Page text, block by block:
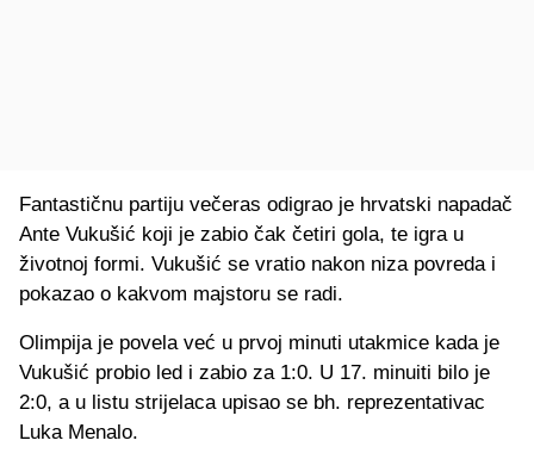
Fantastičnu partiju večeras odigrao je hrvatski napadač
Ante Vukušić koji je zabio čak četiri gola, te igra u
životnoj formi. Vukušić se vratio nakon niza povreda i
pokazao o kakvom majstoru se radi.
Olimpija je povela već u prvoj minuti utakmice kada je
Vukušić probio led i zabio za 1:0. U 17. minuiti bilo je
2:0, a u listu strijelaca upisao se bh. reprezentativac
Luka Menalo.